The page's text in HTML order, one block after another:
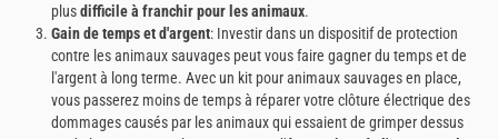
plusdifficile à franchir pour les animaux.
Gain de temps et d'argent: Investir dans un dispositif de protection
contre les animaux sauvages peut vous faire gagner du temps et de
l'argent à long terme. Avec un kit pour animaux sauvages en place,
vous passerez moins de temps à réparer votre clôture électrique des
dommages causés par les animaux qui essaient de grimper dessus